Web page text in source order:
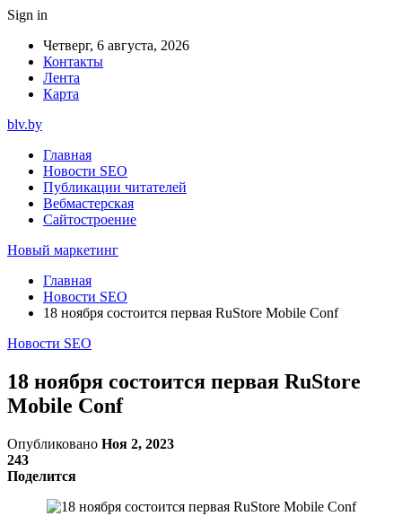
Sign in
Четверг, 6 августа, 2026
Контакты
Лента
Карта
blv.by
Главная
Новости SEO
Публикации читателей
Вебмастерская
Сайтостроение
Новый маркетинг
Главная
Новости SEO
18 ноября состоится первая RuStore Mobile Conf
Новости SEO
18 ноября состоится первая RuStore
Mobile Conf
Опубликовано Ноя 2, 2023
243
Поделится